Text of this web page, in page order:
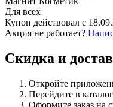
Для всех
Купон действовал с
Акция не работает?
Скидка и
Откройте
Перейдите в
Оформите заказ на